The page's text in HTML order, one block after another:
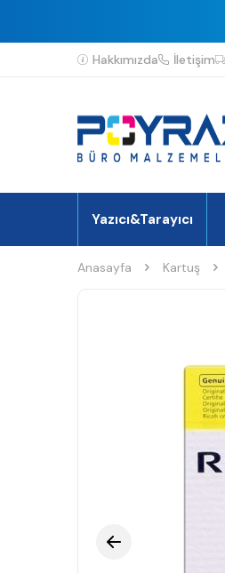
Hakkımızda İletişim
Yazıcı&Tarayıcı
Anasayfa Kartuş